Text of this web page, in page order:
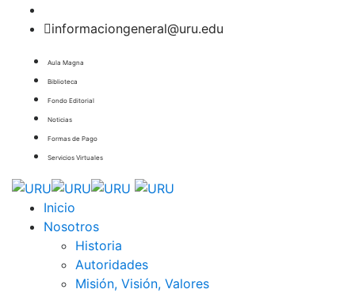
informaciongeneral@uru.edu
Aula Magna
Biblioteca
Fondo Editorial
Noticias
Formas de Pago
Servicios Virtuales
Inicio
Nosotros
Historia
Autoridades
Misión, Visión, Valores